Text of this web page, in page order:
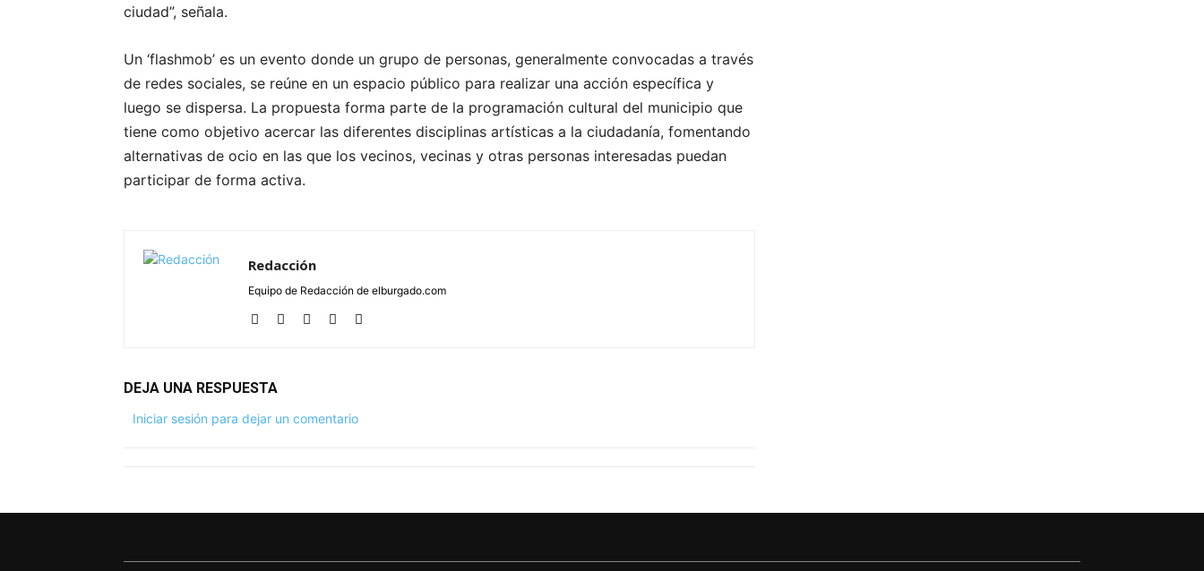
ciudad”, señala.
Un ‘flashmob’ es un evento donde un grupo de personas, generalmente convocadas a través
de redes sociales, se reúne en un espacio público para realizar una acción específica y
luego se dispersa. La propuesta forma parte de la programación cultural del municipio que
tiene como objetivo acercar las diferentes disciplinas artísticas a la ciudadanía, fomentando
alternativas de ocio en las que los vecinos, vecinas y otras personas interesadas puedan
participar de forma activa.
Redacción
Equipo de Redacción de elburgado.com
DEJA UNA RESPUESTA
Iniciar sesión para dejar un comentario